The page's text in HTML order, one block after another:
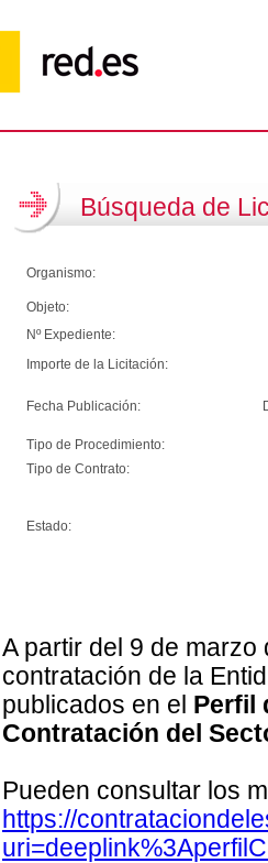
Búsqueda de
Organismo:
Objeto:
Nº Expediente:
Importe de la Licitación:
Fecha Publicación:
Tipo de Procedimiento:
Tipo de Contrato:
Estado:
A partir del 9 de
contratación de la
publicados en el Perfil
Contratación del
Pueden consultar los
https://